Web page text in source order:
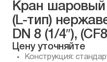
Кран шаровый
(L-тип)
DN 8 (1/4″),
Цену уточняйте
Конструкция: